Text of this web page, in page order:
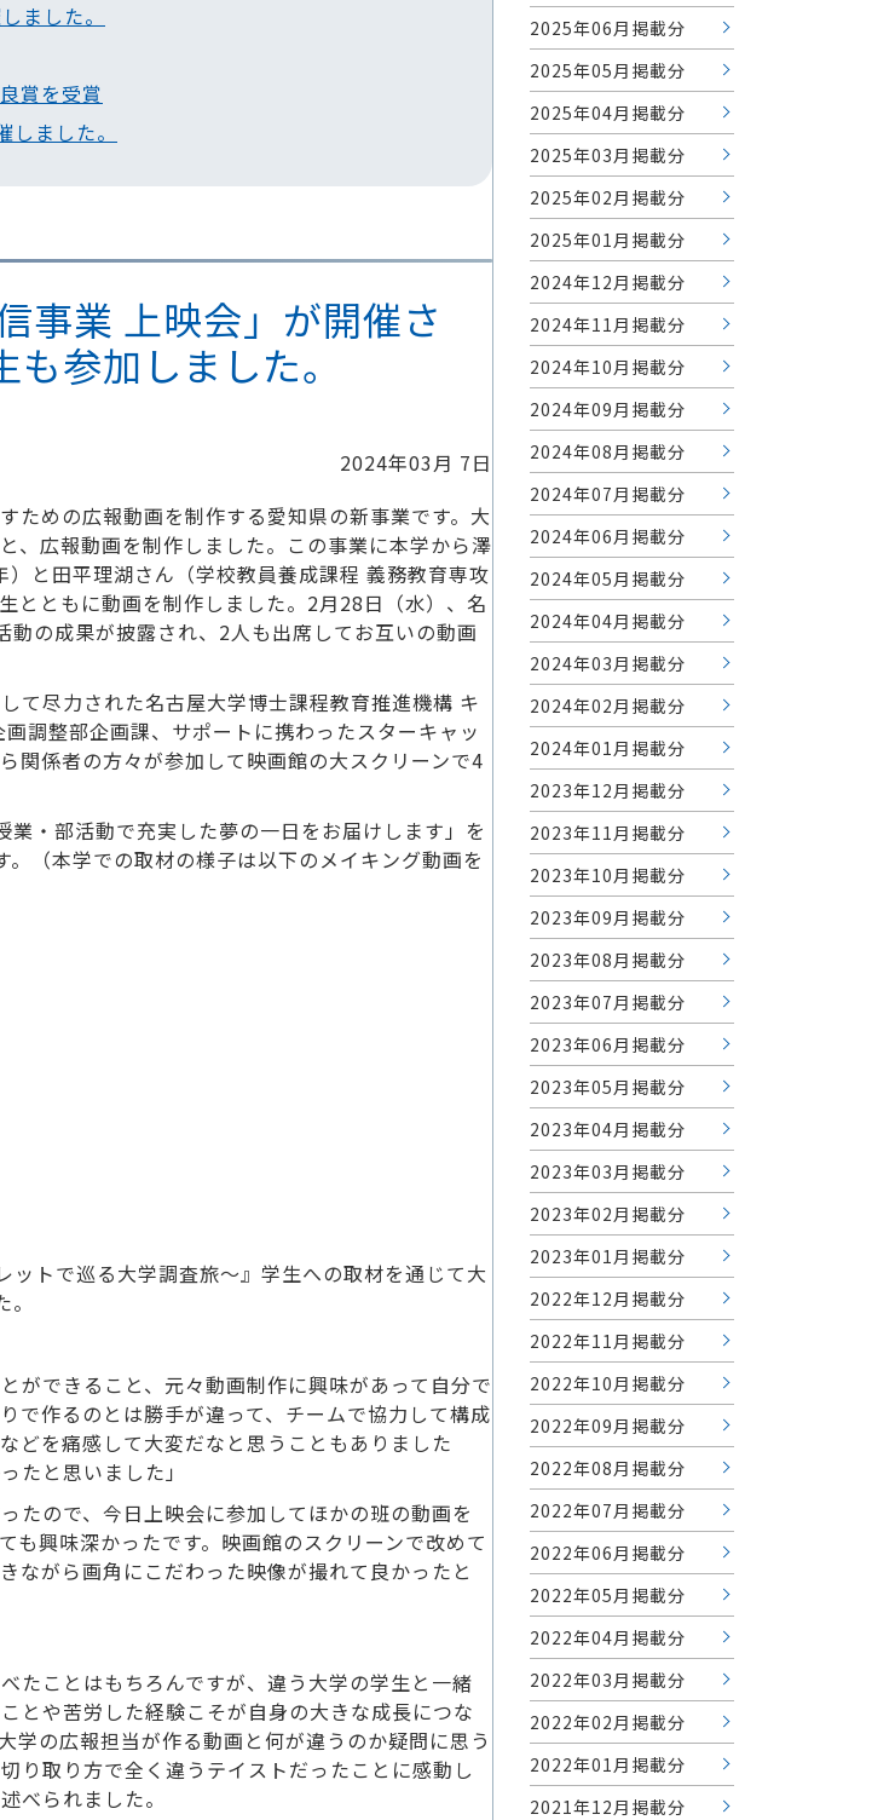
ました。
賞を受賞
ました。
事業 上映会」が開催さ
参加しました。
2024年03月 7日
ための広報動画を制作する愛知県の新事業です。大
、広報動画を制作しました。この事業に本学から澤
と田平理湖さん（学校教員養成課程 義務教育専攻
とともに動画を制作しました。2月28日（水）、名
の成果が披露され、2人も出席してお互いの動画
て尽力された名古屋大学博士課程教育推進機構 キ
調整部企画課、サポートに携わったスターキャッ
関係者の方々が参加して映画館の大スクリーンで4
・部活動で充実した夢の一日をお届けします」を
（本学での取材の様子は以下のメイキング動画を
トで巡る大学調査旅～』学生への取材を通じて大
ができること、元々動画制作に興味があって自分で
で作るのとは勝手が違って、チームで協力して構成
どを痛感して大変だなと思うこともありました
たと思いました」
たので、今日上映会に参加してほかの班の動画を
興味深かったです。映画館のスクリーンで改めて
ながら画角にこだわった映像が撮れて良かったと
たことはもちろんですが、違う大学の学生と一緒
とや苦労した経験こそが自身の大きな成長につな
学の広報担当が作る動画と何が違うのか疑問に思う
り取り方で全く違うテイストだったことに感動し
べられました。
2025年06月掲載分
2025年05月掲載分
2025年04月掲載分
2025年03月掲載分
2025年02月掲載分
2025年01月掲載分
2024年12月掲載分
2024年11月掲載分
2024年10月掲載分
2024年09月掲載分
2024年08月掲載分
2024年07月掲載分
2024年06月掲載分
2024年05月掲載分
2024年04月掲載分
2024年03月掲載分
2024年02月掲載分
2024年01月掲載分
2023年12月掲載分
2023年11月掲載分
2023年10月掲載分
2023年09月掲載分
2023年08月掲載分
2023年07月掲載分
2023年06月掲載分
2023年05月掲載分
2023年04月掲載分
2023年03月掲載分
2023年02月掲載分
2023年01月掲載分
2022年12月掲載分
2022年11月掲載分
2022年10月掲載分
2022年09月掲載分
2022年08月掲載分
2022年07月掲載分
2022年06月掲載分
2022年05月掲載分
2022年04月掲載分
2022年03月掲載分
2022年02月掲載分
2022年01月掲載分
2021年12月掲載分